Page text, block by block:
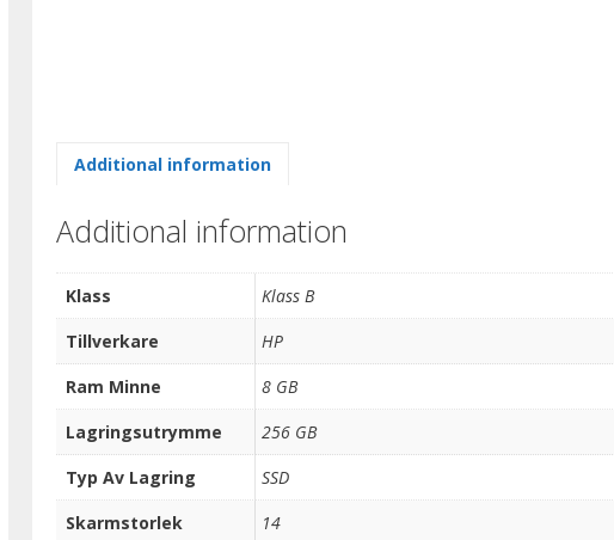
Additional information
Additional information
Klass
Klass B
Tillverkare
HP
Ram Minne
8 GB
Lagringsutrymme
256 GB
Typ Av Lagring
SSD
Skarmstorlek
14